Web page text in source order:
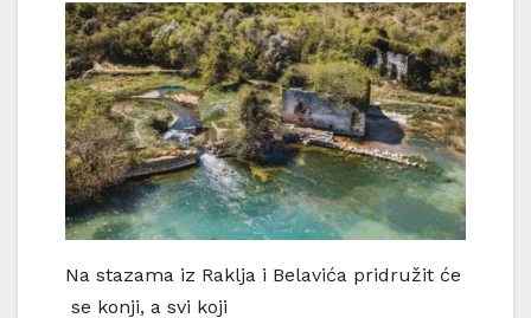
Na stazama iz Raklja i Belavića pridružit će
se konji, a svi koji